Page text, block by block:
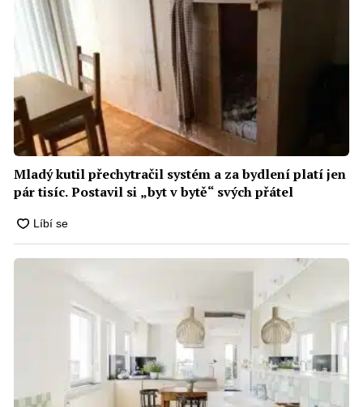
Mladý kutil přechytračil systém a za bydlení platí jen
pár tisíc. Postavil si „byt v bytě“ svých přátel